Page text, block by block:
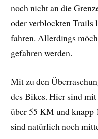
noch nicht an die
oder verblockten Trails
fahren. Allerdings
gefahren werden.
Mit zu den
des Bikes. Hier sind
über 55 KM und
sind natürlich noch